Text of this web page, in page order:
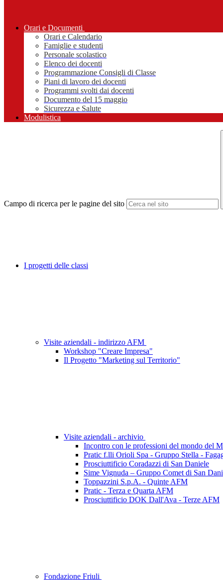
Orari e Documenti
Orari e Calendario
Famiglie e studenti
Personale scolastico
Elenco dei docenti
Programmazione Consigli di Classe
Piani di lavoro dei docenti
Programmi svolti dai docenti
Documento del 15 maggio
Sicurezza e Salute
Modulistica
Campo di ricerca per le pagine del sito
I progetti delle classi
Visite aziendali - indirizzo AFM
Workshop "Creare Impresa"
Il Progetto "Marketing sul Territorio"
Visite aziendali - archivio
Incontro con le professioni del mondo del
Pratic f.lli Orioli Spa - Gruppo Stella -
Prosciuttificio Coradazzi di San Daniele
Sime Vignuda – Gruppo Comet di San
Toppazzini S.p.A. - Quinte AFM
Pratic - Terza e Quarta AFM
Prosciuttificio DOK Dall'Ava - Terze AFM
Fondazione Friuli